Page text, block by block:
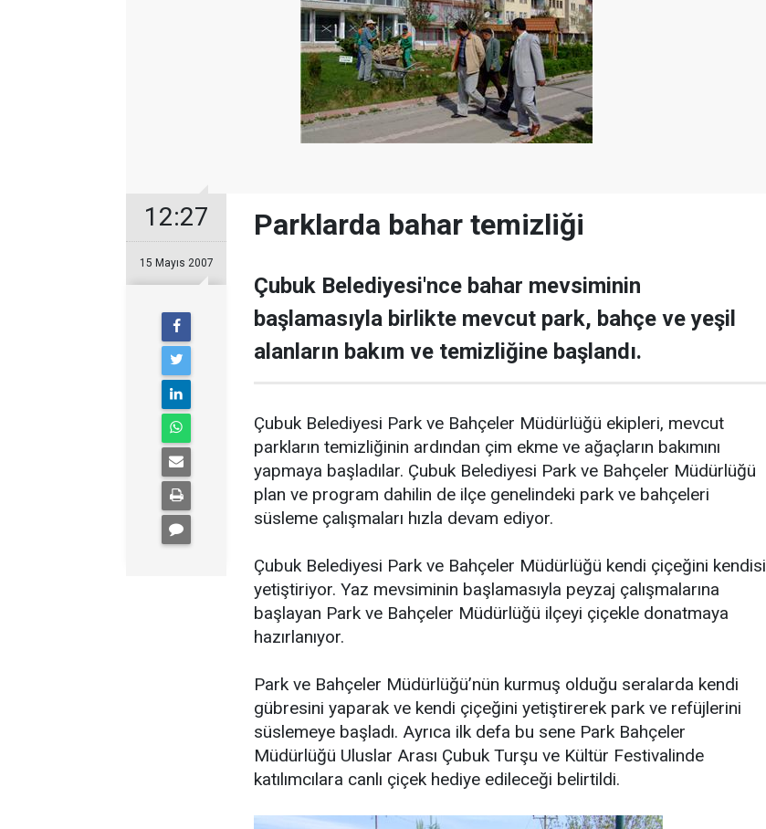
12:27
15 Mayıs 2007
Parklarda bahar temizliği
Çubuk Belediyesi'nce bahar mevsiminin
başlamasıyla birlikte mevcut park, bahçe ve yeşil
alanların bakım ve temizliğine başlandı.
Çubuk Belediyesi Park ve Bahçeler Müdürlüğü ekipleri, mevcut
parkların temizliğinin ardından çim ekme ve ağaçların bakımını
yapmaya başladılar. Çubuk Belediyesi Park ve Bahçeler Müdürlüğü
plan ve program dahilin de ilçe genelindeki park ve bahçeleri
süsleme çalışmaları hızla devam ediyor.
Çubuk Belediyesi Park ve Bahçeler Müdürlüğü kendi çiçeğini kendisi
yetiştiriyor. Yaz mevsiminin başlamasıyla peyzaj çalışmalarına
başlayan Park ve Bahçeler Müdürlüğü ilçeyi çiçekle donatmaya
hazırlanıyor.
Park ve Bahçeler Müdürlüğü’nün kurmuş olduğu seralarda kendi
gübresini yaparak ve kendi çiçeğini yetiştirerek park ve refüjlerini
süslemeye başladı. Ayrıca ilk defa bu sene Park Bahçeler
Müdürlüğü Uluslar Arası Çubuk Turşu ve Kültür Festivalinde
katılımcılara canlı çiçek hediye edileceği belirtildi.